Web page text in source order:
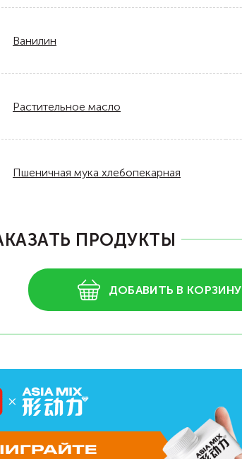
Ванилин
Растительное масло
Пшеничная мука хлебопекарная
ПРОДУКТЫ
ДОБАВИТЬ В КОРЗИНУ